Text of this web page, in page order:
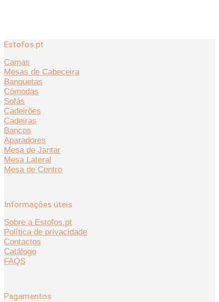
Estofos.pt
Camas
Mesas de Cabeceira
Banquetas
Cómodas
Sofás
Cadeirões
Cadeiras
Bancos
Aparadores
Mesa de Jantar
Mesa Lateral
Mesa de Centro
Informações úteis
Sobre a Estofos.pt
Política de privacidade
Contactos
Catálogo
FAQS
Pagamentos